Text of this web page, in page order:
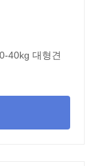
40kg 대형견